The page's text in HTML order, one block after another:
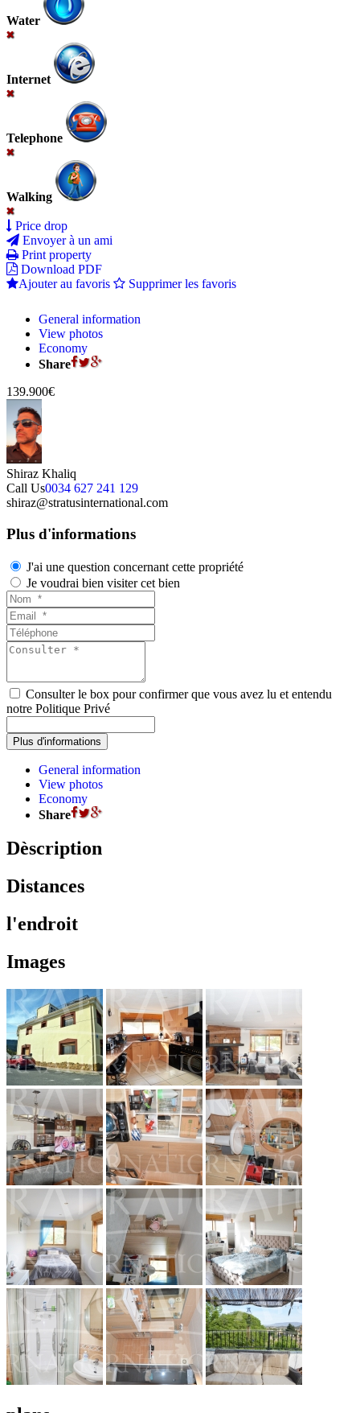
Water
Internet
Telephone
Walking
Price drop
Envoyer à un ami
Print property
Download PDF
Ajouter au favoris
Supprimer les favoris
General information
View photos
Economy
Share
139.900€
Shiraz Khaliq
Call Us0034 627 241 129
shiraz@stratusinternational.com
Plus d'informations
J'ai une question concernant cette propriété
Je voudrai bien visiter cet bien
Consulter le box pour confirmer que vous avez lu et entendu
notre Politique Privé
General information
View photos
Economy
Share
Dèscription
Distances
l'endroit
Images